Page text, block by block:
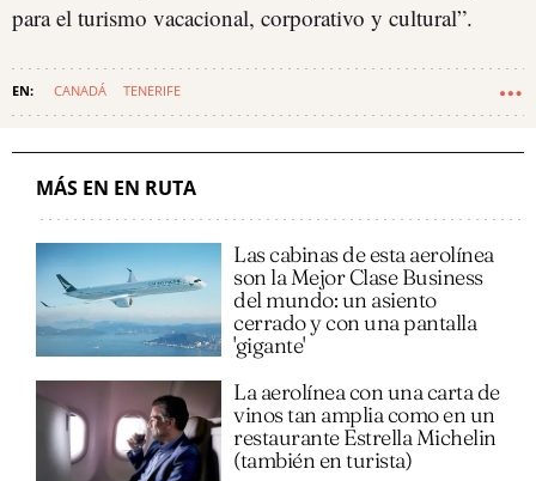
para el turismo vacacional, corporativo y cultural”.
CANADÁ TENERIFE
MÁS EN EN RUTA
Las cabinas de esta aerolínea
son la Mejor Clase Business
del mundo: un asiento
cerrado y con una pantalla
'gigante'
La aerolínea con una carta de
vinos tan amplia como en un
restaurante Estrella Michelin
(también en turista)